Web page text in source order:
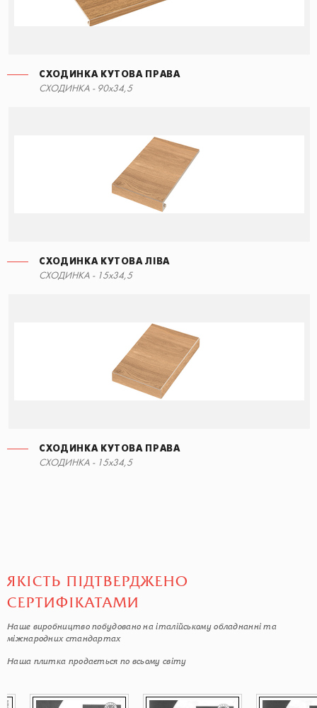
СХОДИНКА КУТОВА ПРАВА
СХОДИНКА - 90x34,5
СХОДИНКА КУТОВА ЛІВА
СХОДИНКА - 15x34,5
СХОДИНКА КУТОВА ПРАВА
СХОДИНКА - 15x34,5
ЯКІСТЬ ПІДТВЕРДЖЕНО
СЕРТИФІКАТАМИ
Наше виробництво побудовано на італійському обладнанні та
міжнародних стандартах
Наша плитка продається по всьому світу